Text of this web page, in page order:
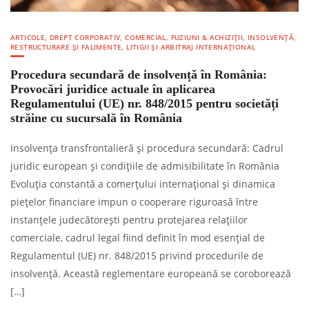
ARTICOLE, DREPT CORPORATIV, COMERCIAL, FUZIUNI & ACHIZIȚII, INSOLVENȚĂ,
RESTRUCTURARE ȘI FALIMENTE, LITIGII ȘI ARBITRAJ INTERNAȚIONAL
Procedura secundară de insolvență în România:
Provocări juridice actuale în aplicarea
Regulamentului (UE) nr. 848/2015 pentru societăți
străine cu sucursală în România
Insolvența transfrontalieră și procedura secundară: Cadrul
juridic european și condițiile de admisibilitate în România
Evoluția constantă a comerțului internațional și dinamica
piețelor financiare impun o cooperare riguroasă între
instanțele judecătorești pentru protejarea relațiilor
comerciale, cadrul legal fiind definit în mod esențial de
Regulamentul (UE) nr. 848/2015 privind procedurile de
insolvență. Această reglementare europeană se coroborează
[…]